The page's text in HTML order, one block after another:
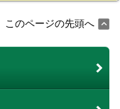
このページの先頭へ